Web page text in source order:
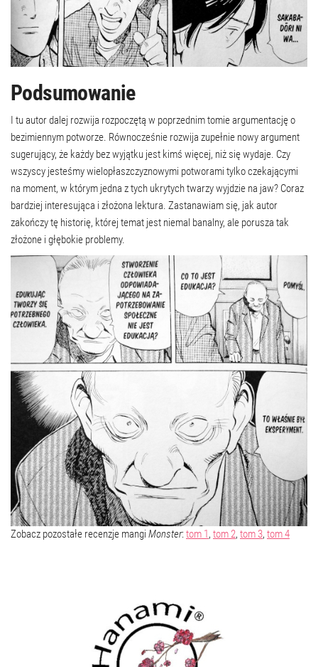
Podsumowanie
I tu autor dalej rozwija rozpoczętą w poprzednim tomie argumentację o
bezimiennym potworze. Równocześnie rozwija zupełnie nowy argument
sugerujący, że każdy bez wyjątku jest kimś więcej, niż się wydaje. Czy
wszyscy jesteśmy wielopłaszczyznowymi potworami tylko czekającymi
na moment, w którym jedna z tych ukrytych twarzy wyjdzie na jaw? Coraz
bardziej interesująca i złożona lektura. Zastanawiam się, jak autor
zakończy tę historię, której temat jest niemal banalny, ale porusza tak
złożone i głębokie problemy.
Zobacz pozostałe recenzje mangi Monster:tom 1 , tom 2, tom 3, tom 4